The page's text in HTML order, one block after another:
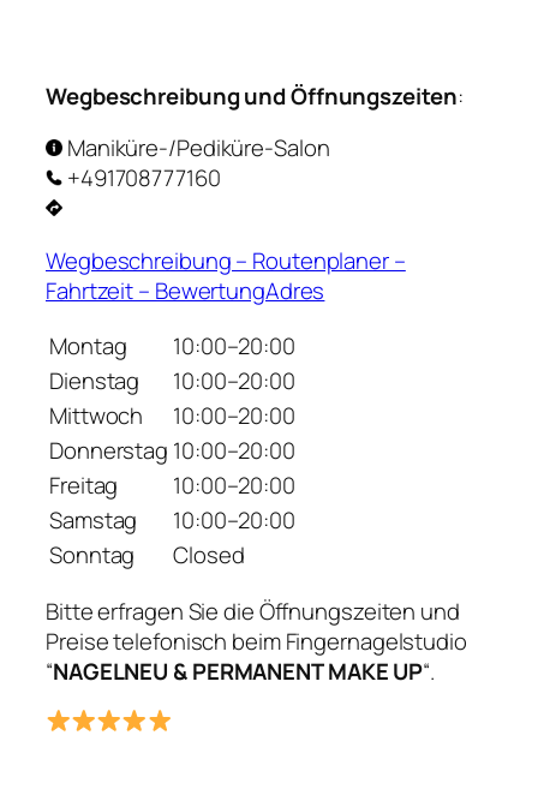
Wegbeschreibung und Öffnungszeiten:
Maniküre-/Pediküre-Salon
+491708777160
Wegbeschreibung – Routenplaner –
Fahrtzeit – BewertungAdres
Montag
10:00–20:00
Dienstag
10:00–20:00
Mittwoch
10:00–20:00
Donnerstag 10:00–20:00
Freitag
10:00–20:00
Samstag
10:00–20:00
Sonntag
Closed
Bitte erfragen Sie die Öffnungszeiten und
Preise telefonisch beim Fingernagelstudio
“NAGELNEU & PERMANENT MAKE UP“.